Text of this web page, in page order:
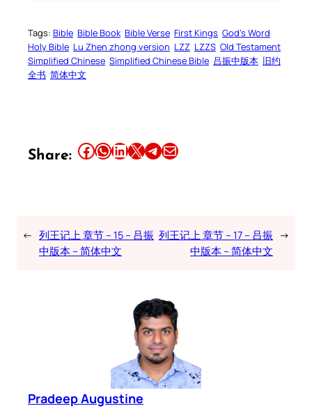
Tags: Bible Bible Book Bible Verse First Kings God’s Word
Holy Bible Lu Zhen zhong version LZZ LZZS Old Testament
Simplified Chinese Simplified Chinese Bible 吕振中版本 旧约
全书 简体中文
Share: Share this article on Facebook Share this article on WhatsApp Share this article on LinkedIn Share this article on X Share this article on TelegramEmail this Article
← 列王记上 章节 – 15 – 吕振
中版本 – 简体中文
列王记上 章节 – 17 – 吕振
中版本 – 简体中文
→
Pradeep Augustine